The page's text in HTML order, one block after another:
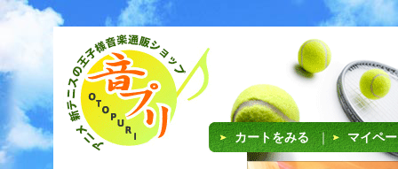
カートをみる ｜ マイペ